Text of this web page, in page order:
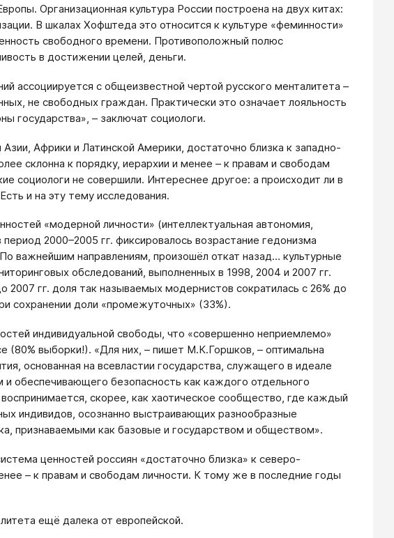
Организационная культура России построена на двух китах:
В шкалах Хофштеда это относится к культуре «феминности»
свободного времени. Противоположный полюс
в достижении целей, деньги.
ассоциируется с общеизвестной чертой русского менталитета –
не свободных граждан. Практически это означает лояльность
государства», – заключат социологи.
Африки и Латинской Америки, достаточно близка к западно-
склонна к порядку, иерархии и менее – к правам и свободам
социологи не совершили. Интереснее другое: а происходит ли в
и на эту тему исследования.
«модерной личности» (интеллектуальная автономия,
2000–2005 гг. фиксировалось возрастание гедонизма
важнейшим направлениям, произошёл откат назад… культурные
обследований, выполненных в 1998, 2004 и 2007 гг.
2007 гг. доля так называемых модернистов сократилась с 26% до
сохранении доли «промежуточных» (33%).
индивидуальной свободы, что «совершенно неприемлемо»
(80% выборки!). «Для них, – пишет М.К.Горшков, – оптимальна
основанная на всевластии государства, служащего в идеале
обеспечивающего безопасность как каждого отдельного
скорее, как хаотическое сообщество, где каждый
индивидов, осознанно выстраивающих разнообразные
признаваемыми как базовые и государством и обществом».
ценностей россиян «достаточно близка» к северо-
– к правам и свободам личности. К тому же в последние годы
ещё далека от европейской.